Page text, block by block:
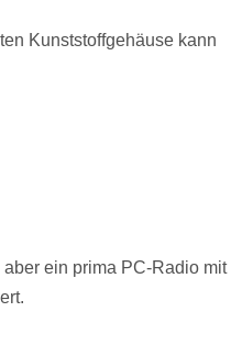
Kunststoffgehäuse kann
ein prima PC-Radio mit